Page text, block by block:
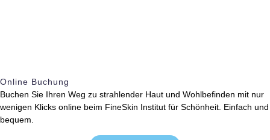
Online Buchung
Buchen Sie Ihren Weg zu strahlender Haut und Wohlbefinden mit nur
wenigen Klicks online beim FineSkin Institut für Schönheit. Einfach und
bequem.